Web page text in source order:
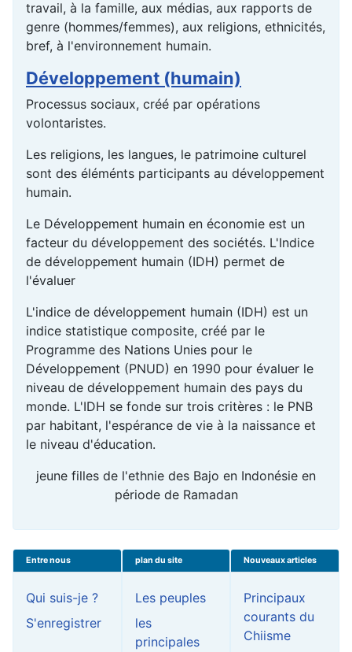
travail, à la famille, aux médias, aux rapports de
genre (hommes/femmes), aux religions, ethnicités,
bref, à l'environnement humain.
Développement (humain)
Processus sociaux, créé par opérations
volontaristes.
Les religions, les langues, le patrimoine culturel
sont des éléménts participants au développement
humain.
Le Développement humain en économie est un
facteur du développement des sociétés. L'Indice
de développement humain (IDH) permet de
l'évaluer
L'indice de développement humain (IDH) est un
indice statistique composite, créé par le
Programme des Nations Unies pour le
Développement (PNUD) en 1990 pour évaluer le
niveau de développement humain des pays du
monde. L'IDH se fonde sur trois critères : le PNB
par habitant, l'espérance de vie à la naissance et
le niveau d'éducation.
jeune filles de l'ethnie des Bajo en Indonésie en
période de Ramadan
Entre nous
Qui suis-je ?
S'enregistrer
plan du site
Les peuples
les
principales
Nouveaux articles
Principaux
courants du
Chiisme